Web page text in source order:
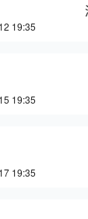
19:35
19:35
19:35